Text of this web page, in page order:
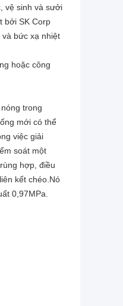
vệ sinh và sưởi
bởi SK Corp
bức xạ nhiệt
hoặc công
trong
mới có thể
việc giải
soát một
hợp, điều
kết chéo.Nó
0,97MPa.